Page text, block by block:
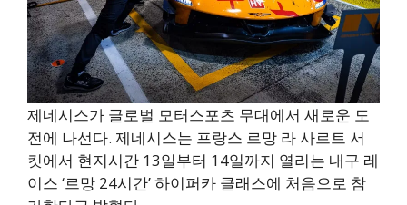
제네시스가 글로벌 모터스포츠 무대에서 새로운 도
전에 나선다. 제네시스는 프랑스 르망 라 사르트 서
킷에서 현지시간 13일부터 14일까지 열리는 내구 레
이스 ‘르망 24시간’ 하이퍼카 클래스에 처음으로 참